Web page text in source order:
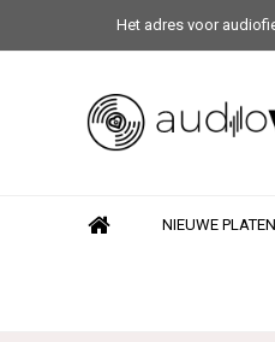
Het adres voor
NIEUWE PLATEN